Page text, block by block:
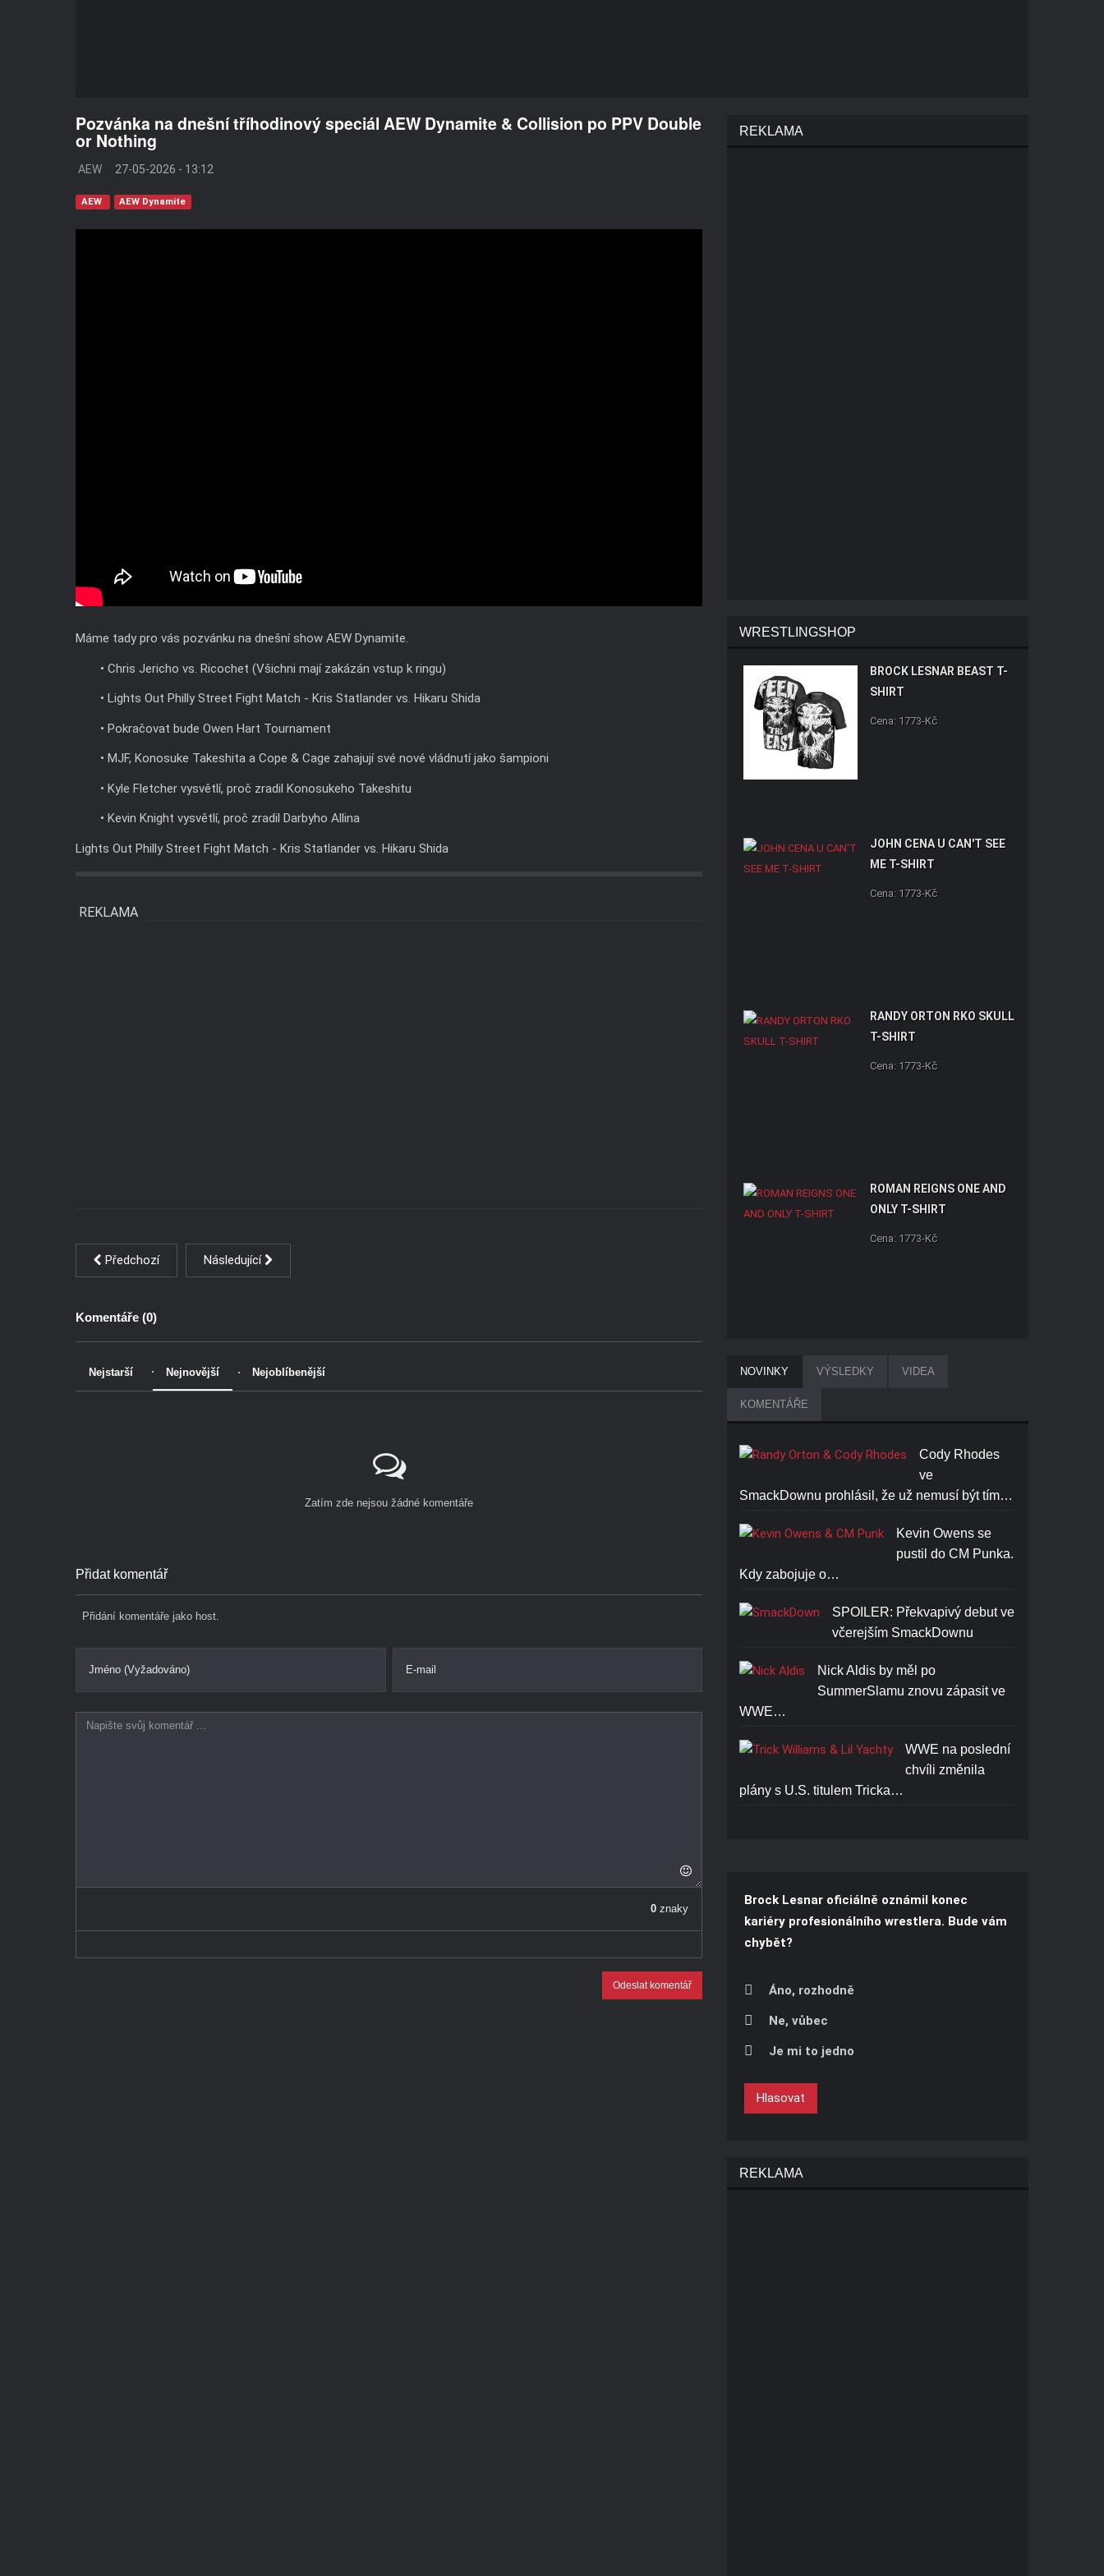
Pozvánka na dnešní tříhodinový speciál AEW Dynamite & Collision po PPV Double
or Nothing
AEW 27-05-2026 - 13:12
AEW AEW Dynamite
Máme tady pro vás pozvánku na dnešní show AEW Dynamite.
• Chris Jericho vs. Ricochet (Všichni mají zakázán vstup k ringu)
• Lights Out Philly Street Fight Match - Kris Statlander vs. Hikaru Shida
• Pokračovat bude Owen Hart Tournament
• MJF, Konosuke Takeshita a Cope & Cage zahajují své nové vládnutí jako šampioni
• Kyle Fletcher vysvětlí, proč zradil Konosukeho Takeshitu
• Kevin Knight vysvětlí, proč zradil Darbyho Allina
Lights Out Philly Street Fight Match - Kris Statlander vs. Hikaru Shida
REKLAMA
Předchozí Následující
Komentáře (0)
Nejstarší Nejnovější Nejoblíbenější
Zatím zde nejsou žádné komentáře
Přidat komentář
Přidání komentáře jako host.
Jméno (Vyžadováno) E-mail
0 znaky
Odeslat komentář
REKLAMA
WRESTLINGSHOP
BROCK LESNAR BEAST T-
SHIRT
Cena: 1773-Kč
JOHN CENA U CAN'T SEE
ME T-SHIRT
Cena: 1773-Kč
RANDY ORTON RKO SKULL
T-SHIRT
Cena: 1773-Kč
ROMAN REIGNS ONE AND
ONLY T-SHIRT
Cena: 1773-Kč
NOVINKY VÝSLEDKY VIDEA
KOMENTÁŘE
Cody Rhodes
ve
SmackDownu prohlásil, že už nemusí být tím…
Kevin Owens se
pustil do CM Punka.
Kdy zabojuje o…
SPOILER: Překvapivý debut ve
včerejším SmackDownu
Nick Aldis by měl po
SummerSlamu znovu zápasit ve
WWE…
WWE na poslední
chvíli změnila
plány s U.S. titulem Tricka…
Brock Lesnar oficiálně oznámil konec
kariéry profesionálního wrestlera. Bude vám
chybět?
Áno, rozhodně
Ne, vůbec
Je mi to jedno
Hlasovat
REKLAMA